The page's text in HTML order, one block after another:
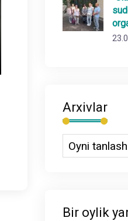
Arxivlar
Bir oylik